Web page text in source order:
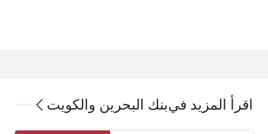
اقرأ المزيد فيبنك البحرين والكويت